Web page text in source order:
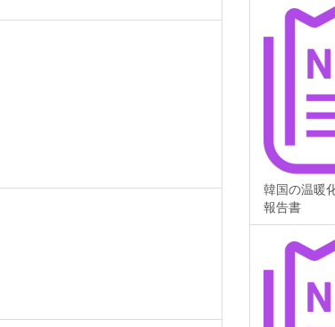
韓国の温暖
報告書